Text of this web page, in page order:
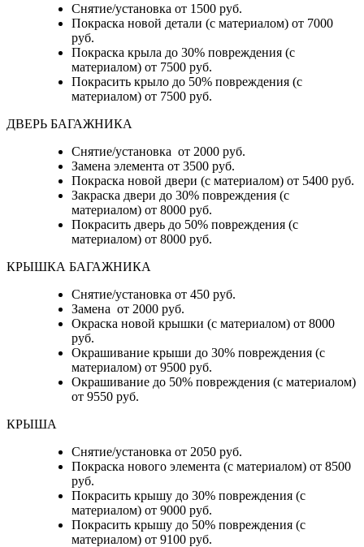
Снятие/установка от 1500 руб.
Покраска новой детали (с материалом) от 7000
руб.
Покраска крыла до 30% повреждения (с
материалом) от 7500 руб.
Покрасить крыло до 50% повреждения (с
материалом) от 7500 руб.
ДВЕРЬ БАГАЖНИКА
Снятие/установка от 2000 руб.
Замена элемента от 3500 руб.
Покраска новой двери (с материалом) от 5400 руб.
Закраска двери до 30% повреждения (с
материалом) от 8000 руб.
Покрасить дверь до 50% повреждения (с
материалом) от 8000 руб.
КРЫШКА БАГАЖНИКА
Снятие/установка от 450 руб.
Замена от 2000 руб.
Окраска новой крышки (с материалом) от 8000
руб.
Окрашивание крыши до 30% повреждения (с
материалом) от 9500 руб.
Окрашивание до 50% повреждения (с материалом)
от 9550 руб.
КРЫША
Снятие/установка от 2050 руб.
Покраска нового элемента (с материалом) от 8500
руб.
Покрасить крышу до 30% повреждения (с
материалом) от 9000 руб.
Покрасить крышу до 50% повреждения (с
материалом) от 9100 руб.